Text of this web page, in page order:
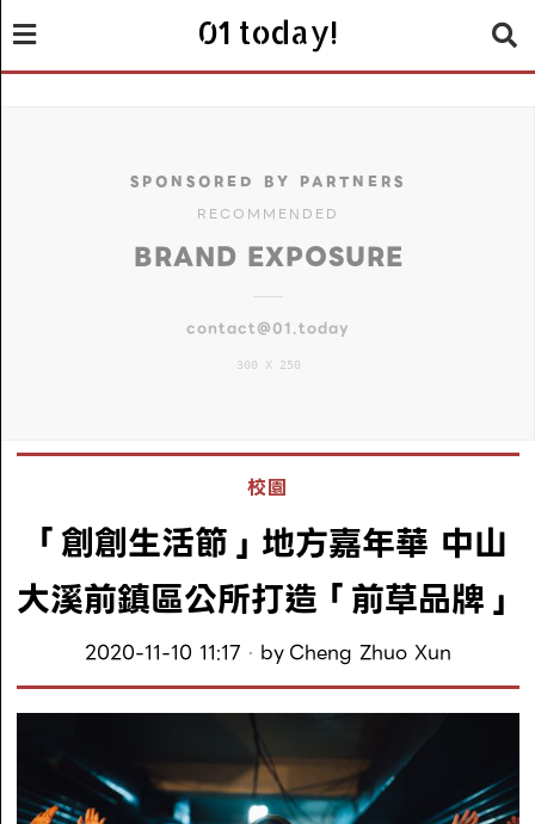
01 today!
SPONSORED BY PARTNERS
RECOMMENDED
BRAND EXPOSURE
contact@01.today
300 X 250
校園
「創創生活節」地方嘉年華 中山
大溪前鎮區公所打造「前草品牌」
2020-11-10 11:17 by Cheng Zhuo Xun